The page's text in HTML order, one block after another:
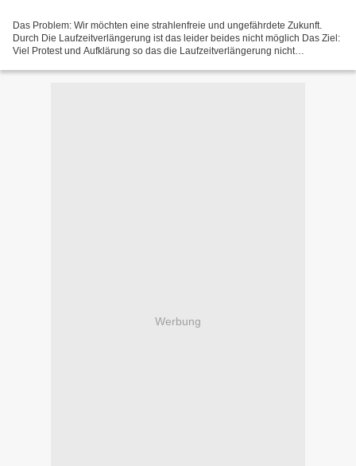
Das Problem: Wir möchten eine strahlenfreie und ungefährdete Zukunft.
Durch Die Laufzeitverlängerung ist das leider beides nicht möglich Das Ziel:
Viel Protest und Aufklärung so das die Laufzeitverlängerung nicht
Werbung